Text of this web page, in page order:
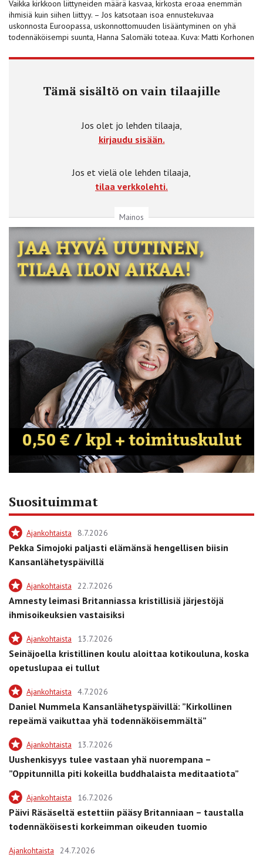
Vaikka kirkkoon liittyneiden määrä kasvaa, kirkosta eroaa enemmän
ihmisiä kuin siihen liittyy. – Jos katsotaan isoa ennustekuvaa
uskonnosta Euroopassa, uskonnottomuuden lisääntyminen on yhä
todennäköisempi suunta, Hanna Salomäki toteaa. Kuva: Matti Korhonen
Tämä sisältö on vain tilaajille
Jos olet jo lehden tilaaja,
kirjaudu sisään.
Jos et vielä ole lehden tilaaja,
tilaa verkkolehti.
Mainos
Suosituimmat
Ajankohtaista 8.7.2026
Pekka Simojoki paljasti elämänsä hengellisen biisin
Kansanlähetyspäivillä
Ajankohtaista 22.7.2026
Amnesty leimasi Britanniassa kristillisiä järjestöjä
ihmisoikeuksien vastaisiksi
Ajankohtaista 13.7.2026
Seinäjoella kristillinen koulu aloittaa kotikouluna, koska
opetuslupaa ei tullut
Ajankohtaista 4.7.2026
Daniel Nummela Kansanlähetyspäivillä: ”Kirkollinen
repeämä vaikuttaa yhä todennäköisemmältä”
Ajankohtaista 13.7.2026
Uushenkisyys tulee vastaan yhä nuorempana –
”Oppitunnilla piti kokeilla buddhalaista meditaatiota”
Ajankohtaista 16.7.2026
Päivi Räsäseltä estettiin pääsy Britanniaan – taustalla
todennäköisesti korkeimman oikeuden tuomio
Ajankohtaista 24.7.2026